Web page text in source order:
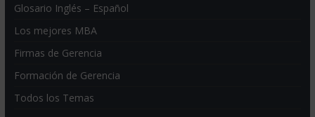
Glosario Inglés – Español
Los mejores MBA
Firmas de Gerencia
Formación de Gerencia
Todos los Temas